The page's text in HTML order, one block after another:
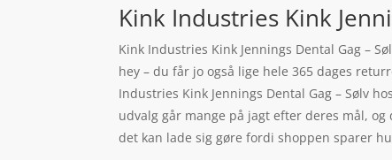
Kink Industries Kink
Kink Industries Kink Jennings Dental Gag –
hey – du får jo også lige hele 365 dages
Industries Kink Jennings Dental Gag – Sølv
udvalg går mange på jagt efter deres mål,
det kan lade sig gøre fordi shoppen sparer